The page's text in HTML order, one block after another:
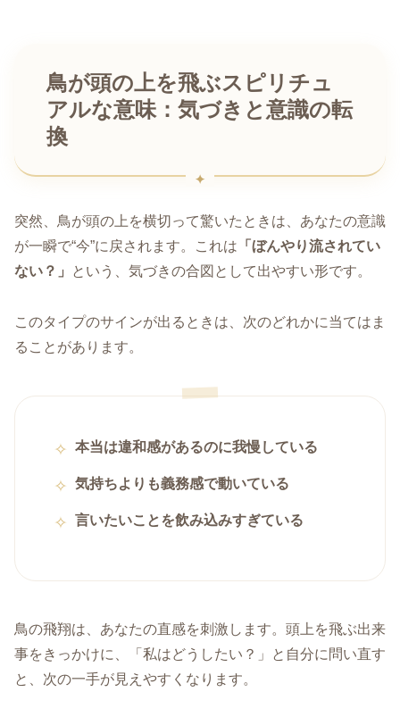
鳥が頭の上を飛ぶスピリチュ
アルな意味：気づきと意識の転
換
突然、鳥が頭の上を横切って驚いたときは、あなたの意識
が一瞬で“今”に戻されます。これは 「ぼんやり流されてい
ない？」
という、気づきの合図として出やすい形です。
このタイプのサインが出るときは、次のどれかに当てはま
ることがあります。
本当は違和感があるのに我慢している
気持ちよりも義務感で動いている
言いたいことを飲み込みすぎている
鳥の飛翔は、あなたの直感を刺激します。頭上を飛ぶ出来
事をきっかけに、「私はどうしたい？」と自分に問い直す
と、次の一手が見えやすくなります。